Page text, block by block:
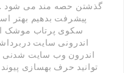
گذشتن حصه مند می شود .
پیشرفت بدهیم بهتر
سکوی پرتاب موشک
اندرونی سایت
اندرون وب سایت شدنی
توانید حرف بهسازی